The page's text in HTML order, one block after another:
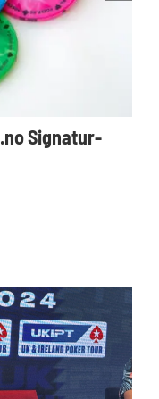
Signatur-